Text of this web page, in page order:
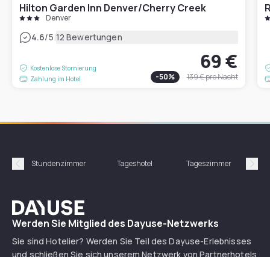
Hilton Garden Inn Denver/Cherry Creek
Denver
4.6/5|12 Bewertungen
Kostenlose Stornierung
Zahlung im Hotel
69 €
-50% 139 €pro Nacht
Précédent
Stundenzimmer Tageshotel Tageszimmer
Dayuse
Werden Sie Mitglied des Dayuse-Netzwerks
Sie sind Hotelier? Werden Sie Teil des Dayuse-Erlebnisses
und schließen Sie sich unserem Netzwerk von Partnerhotels